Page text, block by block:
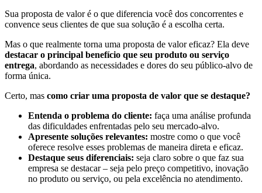
Sua proposta de valor é o que diferencia você dos concorrentes e
convence seus clientes de que sua solução é a escolha certa.
Mas o que realmente torna uma proposta de valor eficaz? Ela deve
destacar o principal benefício que seu produto ou serviço
entrega, abordando as necessidades e dores do seu público-alvo de
forma única.
Certo, mas como criar uma proposta de valor que se destaque?
Entenda o problema do cliente: faça uma análise profunda
das dificuldades enfrentadas pelo seu mercado-alvo.
Apresente soluções relevantes: mostre como o que você
oferece resolve esses problemas de maneira direta e eficaz.
Destaque seus diferenciais: seja claro sobre o que faz sua
empresa se destacar – seja pelo preço competitivo, inovação
no produto ou serviço, ou pela excelência no atendimento.